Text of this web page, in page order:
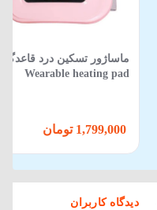
ماساژور تسکین درد
Wearable heating pad
دیدگاه کاربران